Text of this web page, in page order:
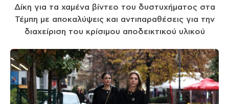
Δίκη για τα χαμένα βίντεο του δυστυχήματος στα
Τέμπη με αποκαλύψεις και αντιπαραθέσεις για την
διαχείριση του κρίσιμου αποδεικτικού υλικού